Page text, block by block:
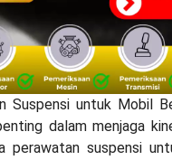
Suspensi untuk Mobil
dalam menjaga
perawatan suspensi